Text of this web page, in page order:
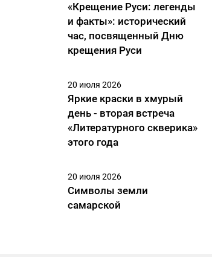
«Крещение Руси: легенды
и факты»: исторический
час, посвященный Дню
крещения Руси
20 июля 2026
Яркие краски в хмурый
день - вторая встреча
«Литературного скверика»
этого года
20 июля 2026
Символы земли
самарской